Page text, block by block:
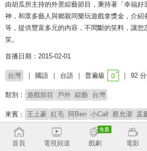
由胡瓜所主持的外景綜藝節目，秉持著「幸福好
神，和眾多藝人與鄉親同樂玩遊戲拿獎金，介紹
等，提供豐富多元的內容，不間斷的笑料，讓您
笑。
首播日期：2015-02-01
台灣 國語 台語 普遍級 92
類別： 遊戲節目 戶外 綜藝 台灣
來賓： 王上豪 紅毛 阿Ben 小Call 蔡允潔 孟
主持： 董至成
謝忻
首頁
電視頻道 戲劇 電影